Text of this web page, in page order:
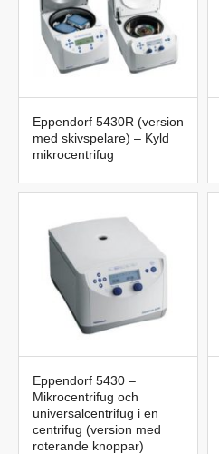
Eppendorf 5430R (version
med skivspelare) – Kyld
mikrocentrifug
Eppendorf 5430 –
Mikrocentrifug och
universalcentrifug i en
centrifug (version med
roterande knoppar)